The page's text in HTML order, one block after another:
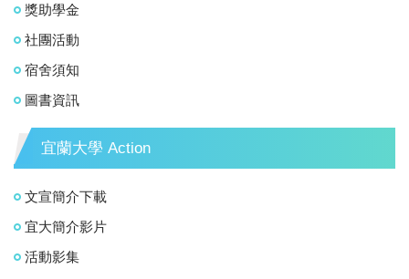
獎助學金
社團活動
宿舍須知
圖書資訊
宜蘭大學 Action
文宣簡介下載
宜大簡介影片
活動影集